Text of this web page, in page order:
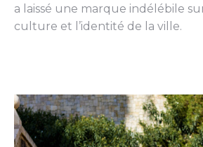
a laissé une marque indélébile
culture et l’identité de la ville.